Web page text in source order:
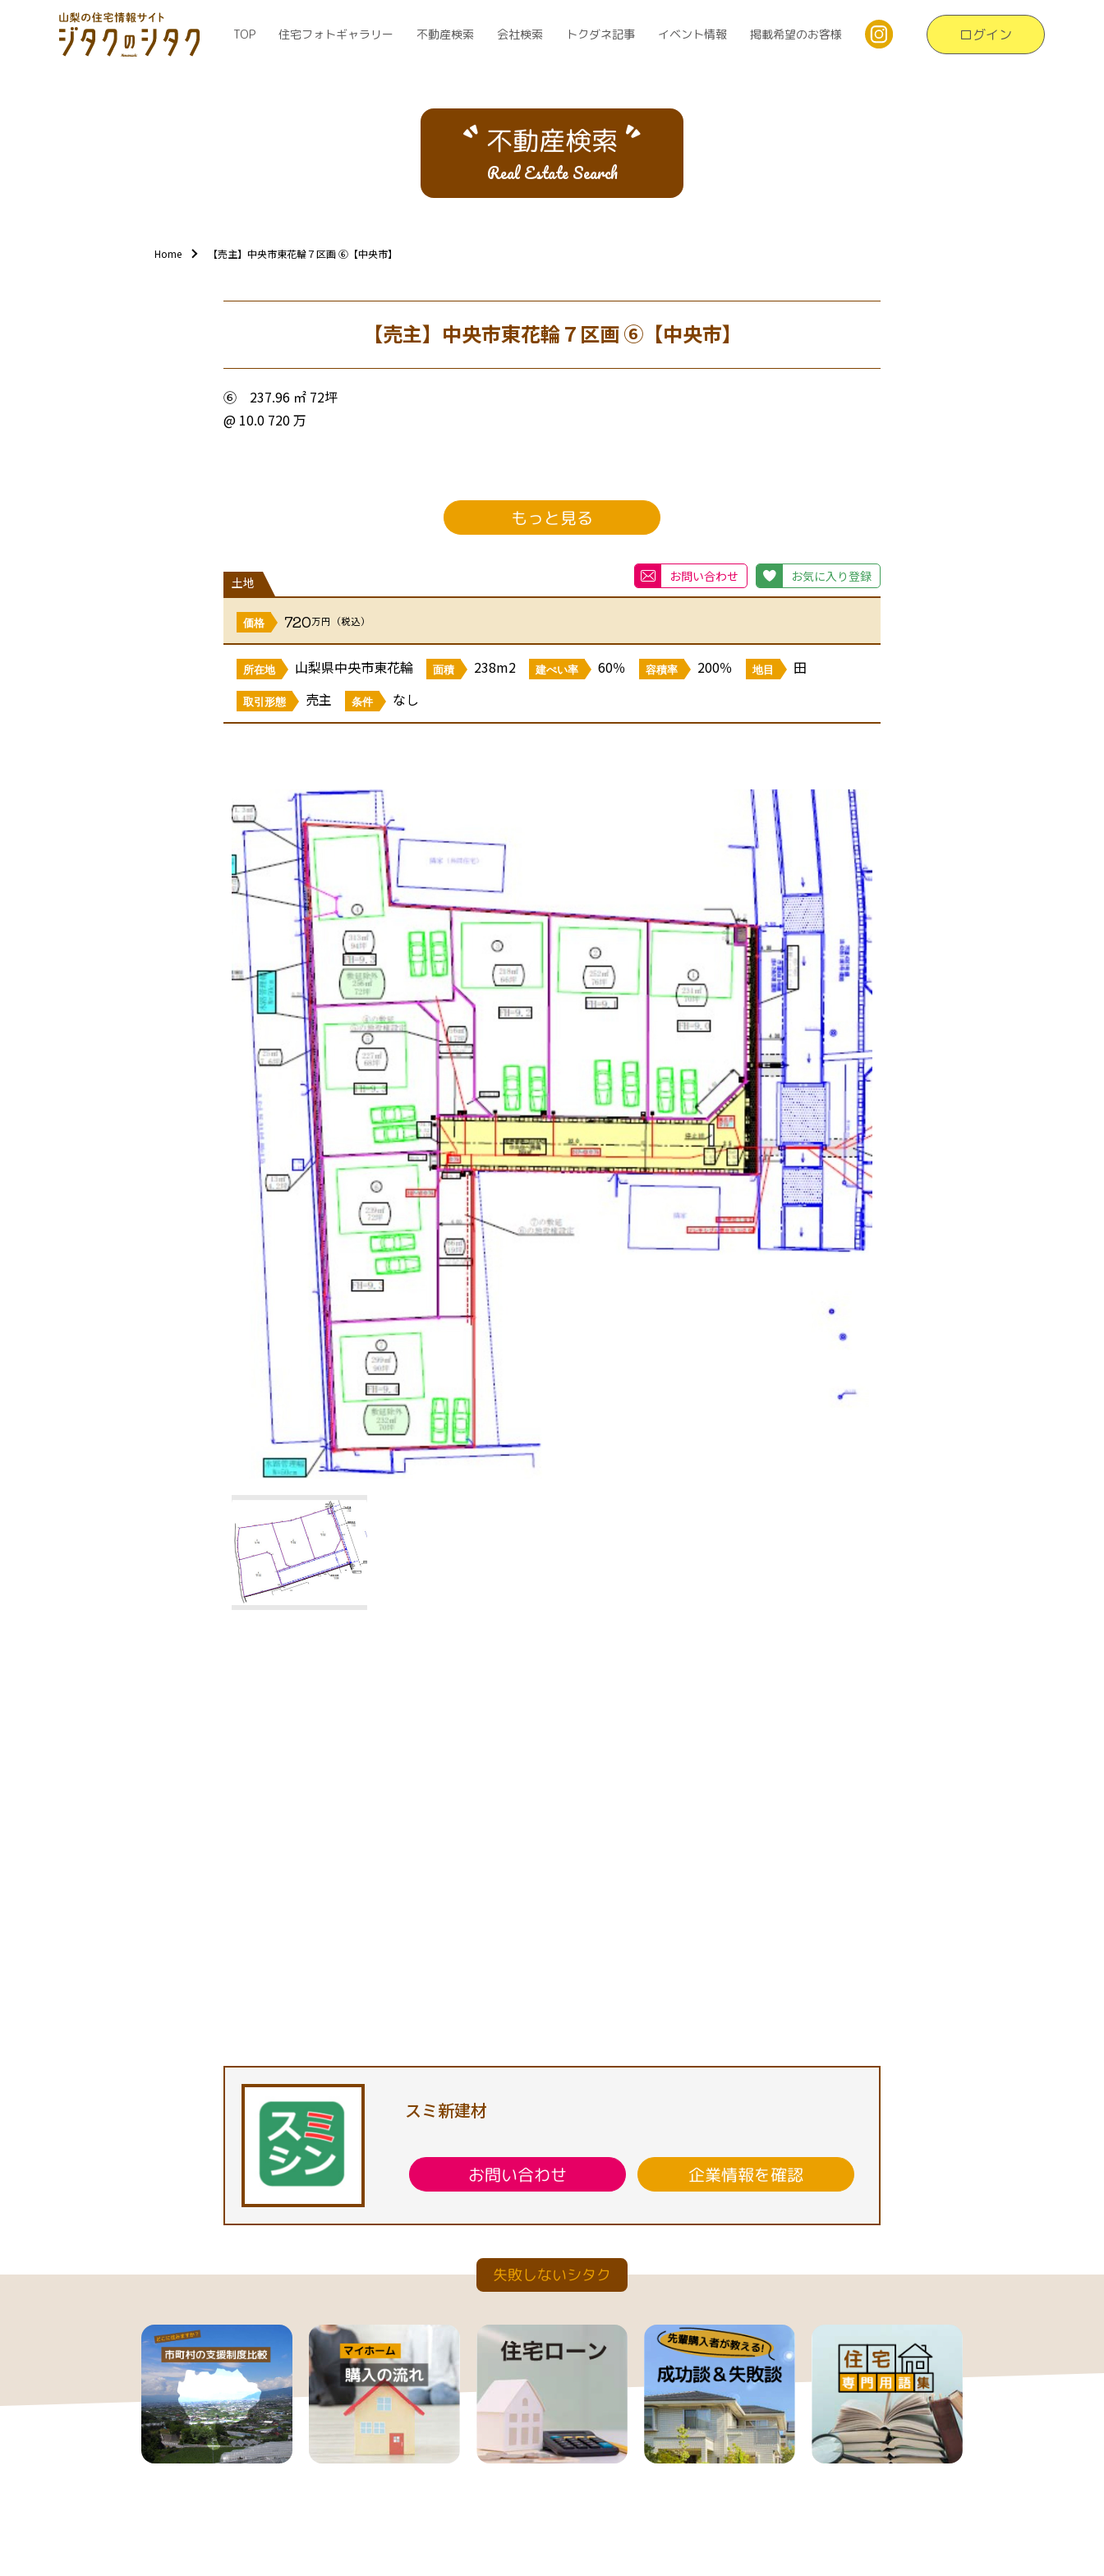
TOP 住宅フォトギャラリー 不動産検索 会社検索 トクダネ記事 イベント情報 掲載希望のお客様 ログイン
不動産検索
Real Estate Search
Home 【売主】中央市東花輪７区画 ⑥【中央市】
【売主】中央市東花輪７区画 ⑥【中央市】
⑥ 237.96 ㎡ 72坪
@ 10.0 720 万
物件表示 住居表示 中巨摩郡昭和町西条新田
地名地番 中巨摩郡昭和町西条新田字神ノ木123
権利 所有権
都市計画 市街化区域
用途地域 準工業地域
北側斜線 なし
建ぺい率 ６０％
容積率 ２００％
もっと見る
土地 お問い合わせ お気に入り登録
価格 720万円（税込）
所在地 山梨県中央市東花輪 面積 238m2 建ぺい率 60％ 容積率 200％ 地目 田
取引形態 売主 条件 なし
スミ新建材
お問い合わせ 企業情報を確認
失敗しないシタク